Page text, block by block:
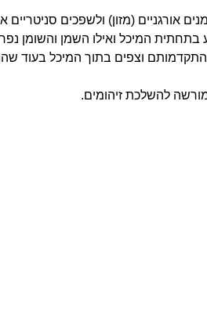
אורגניים (מזון) ולשפכים סניטריים
המיכל ואילו השמן והשומן
וצפים בתוך המיכל בעוד
להשלכת זיהומים.